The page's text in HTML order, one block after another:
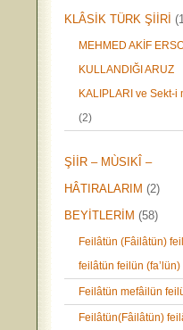
KLÂSİK TÜRK ŞİİRİ
MEHMED AKİF
KULLANDIĞI ARUZ
KALIPLARI ve Sekt-i
(2)
ŞİİR – MÙSIKÎ –
HÂTIRALARIM (2)
BEYİTLERİM (58)
Feilâtün (Fâilâtün)
feilâtün feilün (fa’lün)
Feilâtün mefâilün
Feilâtün(Fâilâtün)